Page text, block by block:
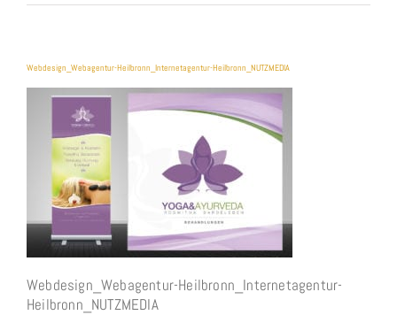
Webdesign_Webagentur-Heilbronn_Internetagentur-Heilbronn_NUTZMEDIA
Webdesign_Webagentur-Heilbronn_Internetagentur-
Heilbronn_NUTZMEDIA